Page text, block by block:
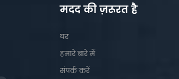
मदद की ज़रूरत है
घर
हमारे बारे में
संपर्क करें